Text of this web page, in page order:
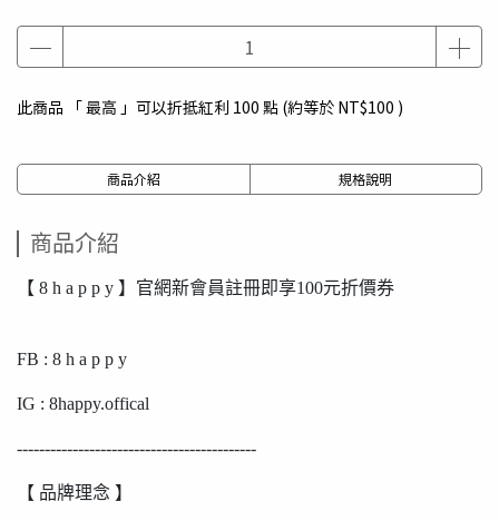
此商品 「 最高 」可以折抵紅利 100 點 (約等於 NT$100 )
商品介紹 規格說明
商品介紹
【 8 h a p p y 】官網新會員註冊即享100元折價券
FB : 8 h a p p y
IG : 8happy.offical
-------------------------------------------
【 品牌理念 】